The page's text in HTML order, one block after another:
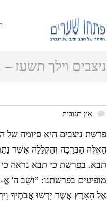
ניצבים וילך תשעז
אין תגובות
פרשת ניצבים היא סיומה של
הָאֵלֶּה הַבְּרָכָה וְהַקְּלָלָה אֲשֶׁר
תבא. בפרשת כי תבא נראה כי
מופיעים בפרשתנו: ”ושָׁב ה'
אֶל הָאָרֶץ אֲשֶׁר יָרְשׁוּ אֲבֹתֶיךָ